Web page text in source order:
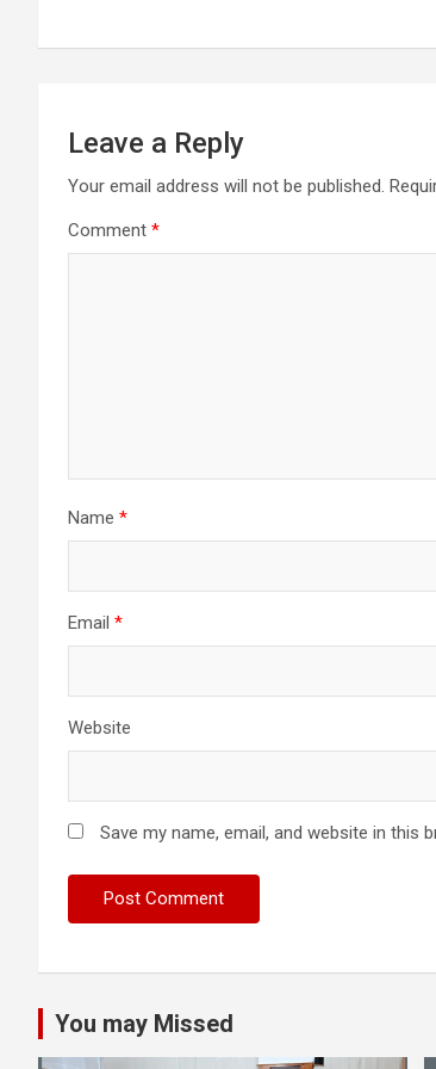
Leave a Reply
Your email address will not be published.
Comment *
Name *
Email *
Website
Save my name, email, and website in this
You may Missed